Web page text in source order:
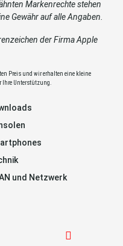
Markenrechte stehen
Gewähr auf alle Angaben.
der Firma Apple
Preis und wir erhalten eine kleine
Ihre Unterstützung.
und Netzwerk